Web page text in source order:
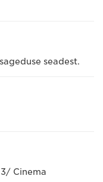
seadest.
Cinema